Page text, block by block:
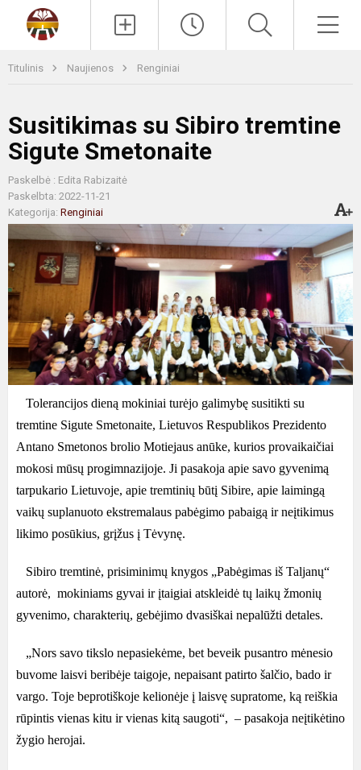
Titulinis Naujienos Renginiai
Susitikimas su Sibiro tremtine
Sigute Smetonaite
Paskelbė : Edita Rabizaitė
Paskelbta: 2022-11-21
Kategorija: Renginiai
Tolerancijos dieną mokiniai turėjo galimybę susitikti su
tremtine Sigute Smetonaite, Lietuvos Respublikos Prezidento
Antano Smetonos brolio Motiejaus anūke, kurios provaikaičiai
mokosi mūsų progimnazijoje. Ji pasakoja apie savo gyvenimą
tarpukario Lietuvoje, apie tremtinių būtį Sibire, apie laimingą
vaikų suplanuoto ekstremalaus pabėgimo pabaigą ir neįtikimus
likimo posūkius, grįžus į Tėvynę.
Sibiro tremtinė, prisiminimų knygos „Pabėgimas iš Taljanų“
autorė, mokiniams gyvai ir įtaigiai atskleidė tų laikų žmonių
gyvenimo, charakterių, gebėjimo dvasiškai nepalūžti detales.
„Nors savo tikslo nepasiekėme, bet beveik pusantro mėnesio
buvome laisvi beribėje taigoje, nepaisant patirto šalčio, bado ir
vargo. Toje beprotiškoje kelionėje į laisvę supratome, ką reiškia
rūpintis vienas kitu ir vienas kitą saugoti“, – pasakoja neįtikėtino
žygio herojai.